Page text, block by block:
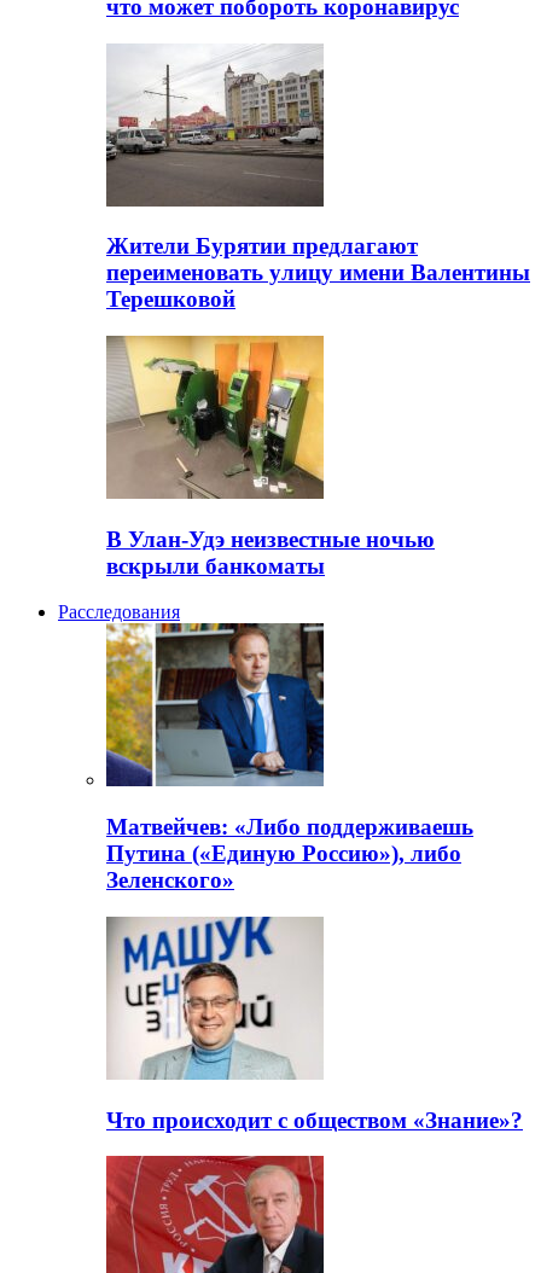
что может побороть коронавирус
Жители Бурятии предлагают
переименовать улицу имени Валентины
Терешковой
В Улан-Удэ неизвестные ночью
вскрыли банкоматы
Расследования
Матвейчев: «Либо поддерживаешь
Путина («Единую Россию»), либо
Зеленского»
Что происходит с обществом «Знание»?